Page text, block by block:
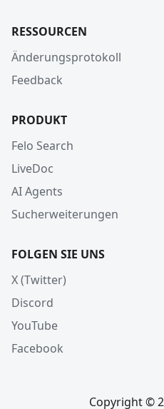
RESSOURCEN
Änderungsprotokoll
Feedback
PRODUKT
Felo Search
LiveDoc
AI Agents
Sucherweiterungen
FOLGEN SIE UNS
X (Twitter)
Discord
YouTube
Facebook
Copyright ©